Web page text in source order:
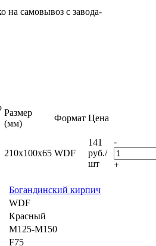
на самовывоз с завода-
Размер
(мм)
Формат Цена
210x100x65 WDF
141
руб./
шт
-
+
Богандинский кирпич
WDF
Красный
M125-M150
F75